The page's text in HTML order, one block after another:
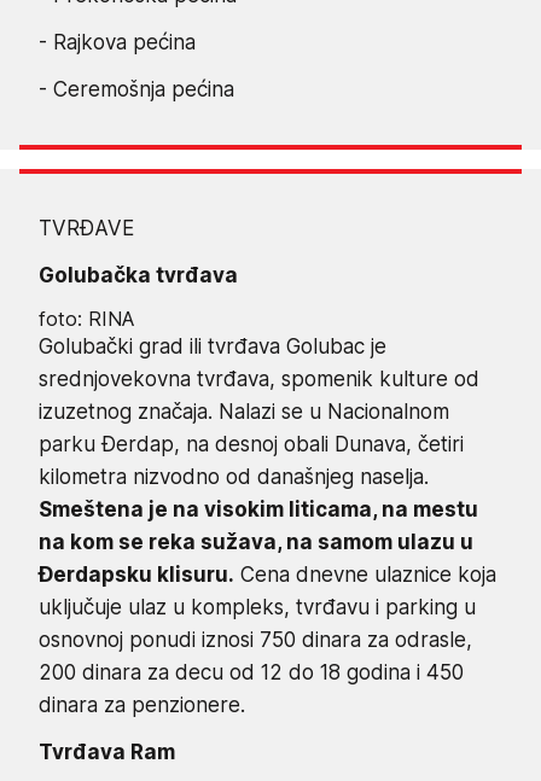
- Rajkova pećina
- Ceremošnja pećina
TVRĐAVE
Golubačka tvrđava
foto: RINA
Golubački grad ili tvrđava Golubac je
srednjovekovna tvrđava, spomenik kulture od
izuzetnog značaja. Nalazi se u Nacionalnom
parku Đerdap, na desnoj obali Dunava, četiri
kilometra nizvodno od današnjeg naselja.
Smeštena je na visokim liticama, na mestu
na kom se reka sužava, na samom ulazu u
Đerdapsku klisuru. Cena dnevne ulaznice koja
uključuje ulaz u kompleks, tvrđavu i parking u
osnovnoj ponudi iznosi 750 dinara za odrasle,
200 dinara za decu od 12 do 18 godina i 450
dinara za penzionere.
Tvrđava Ram